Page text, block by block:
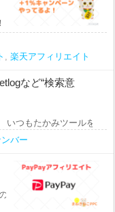
本日のアフィリエイト講
, 楽天アフィリエイト
など“検索意
いつもたかみツールをご
バー
アフィリエイト講座では